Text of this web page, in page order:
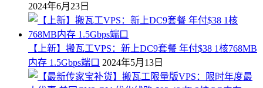
2024年6月23日
【上新】搬瓦工VPS：新上DC9套餐 年付$38 1核768MB
内存 1.5Gbps端口 2024年5月13日